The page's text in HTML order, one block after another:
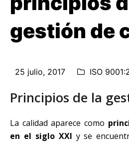
gestión de
25 julio, 2017 ISO
Principios de la
La calidad aparece como
en el siglo XXI y se